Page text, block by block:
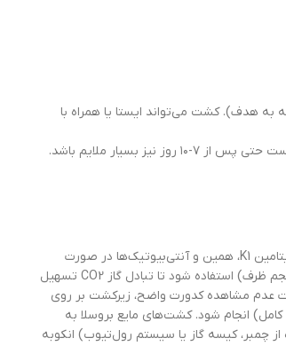
هدف). کشت می‌تواند ایستا یا همراه با
باید در جای خشک نگهداری شود. پس از اتوکلاو محیط پایه، آن را به سرعت تا دمای اتاق یا ۳۷ درجه سانتی‌گراد خنک کرده و سپس مکمل‌های استریل (ویتامین K1، همین و آنتی‌بیوتیک‌ها در صورت
نیاز) را اضافه کنید. محیط آماده را می‌توان در دمای ۲ تا ۸ درجه سانتی‌گراد برای مدت کوتاه نگهداری کرد. برای کشت بروسلا، بهتر است از ظروف با سطح مایع نسبتاً کم (نسبت به حجم ظرف) استفاده شود تا تبادل گاز CO2 تسهیل
کدورت ممکن است لازم باشد. حتی در صورت عدم مشاهده کدورت واضح، زیرکشت بر روی
انجام شود. کشت‌های مایع بروسلا به
از چمبر، کیسه گاز یا سیستم رول‌تیوب) انکوبه